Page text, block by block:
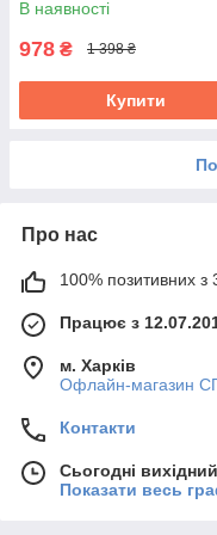
В наявності
978 ₴ 1 398 ₴
Купити
Про нас
100% позитивних з
Працює з
м. Харків
Офлайн-магазин
Контакти
Сьогодні вихідний
Показати весь